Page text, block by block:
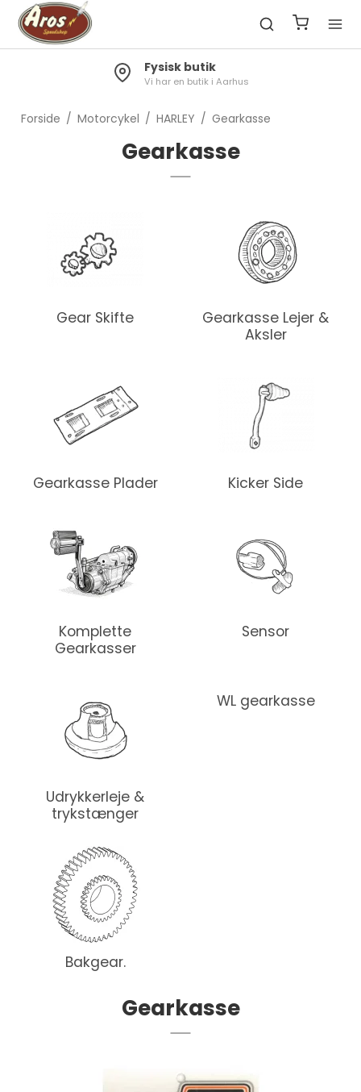
Fysisk butik
Vi har en butik i Aarhus
Forside / Motorcykel / HARLEY / Gearkasse
Gearkasse
Gear Skifte
Gearkasse Lejer &
Aksler
Gearkasse Plader Kicker Side
Komplette
Gearkasser
Sensor
Udrykkerleje &
trykstænger
WL gearkasse
Bakgear.
Gearkasse